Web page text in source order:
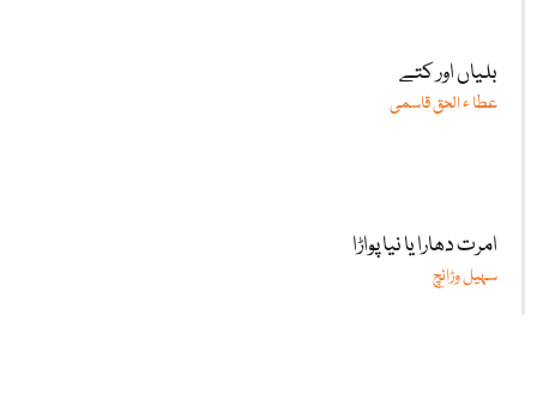
بلیاں اور کتے
عطا ء الحق قاسمی
امرت دھارا یا نیا پواڑا
سہیل وڑائچ